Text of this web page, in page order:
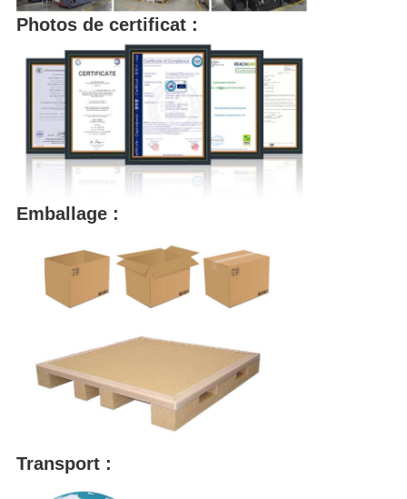
Photos de certificat :
Emballage :
Transport :